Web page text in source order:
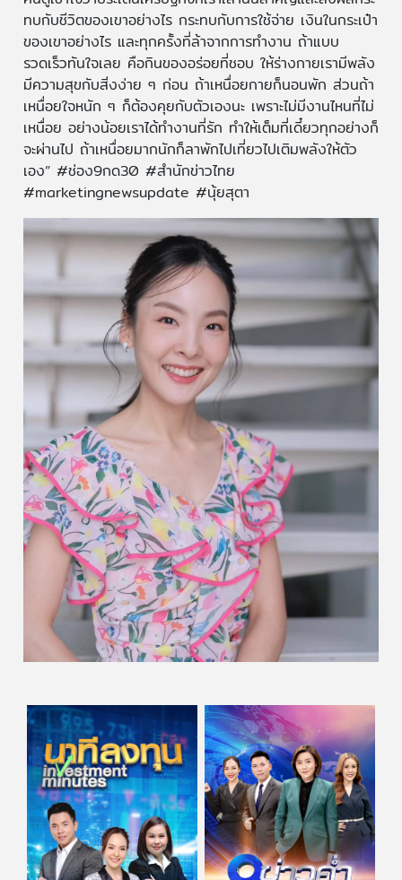
ทบกับชีวิตของเขาอย่างไร กระทบกับการใช้จ่าย เงินในกระเป๋า
ของเขาอย่างไร และทุกครั้งที่ล้าจากการทำงาน ถ้าแบบ
รวดเร็วทันใจเลย คือกินของอร่อยที่ชอบ ให้ร่างกายเรามีพลัง
มีความสุขกับสิ่งง่าย ๆ ก่อน ถ้าเหนื่อยกายก็นอนพัก ส่วนถ้า
เหนื่อยใจหนัก ๆ ก็ต้องคุยกับตัวเองนะ เพราะไม่มีงานไหนที่ไม่
เหนื่อย อย่างน้อยเราได้ทำงานที่รัก ทำให้เต็มที่เดี๋ยวทุกอย่างก็
จะผ่านไป ถ้าเหนื่อยมากนักก็ลาพักไปเที่ยวไปเติมพลังให้ตัว
เอง” #ช่อง9กด30 #สำนักข่าวไทย
#marketingnewsupdate #นุ้ยสุตา